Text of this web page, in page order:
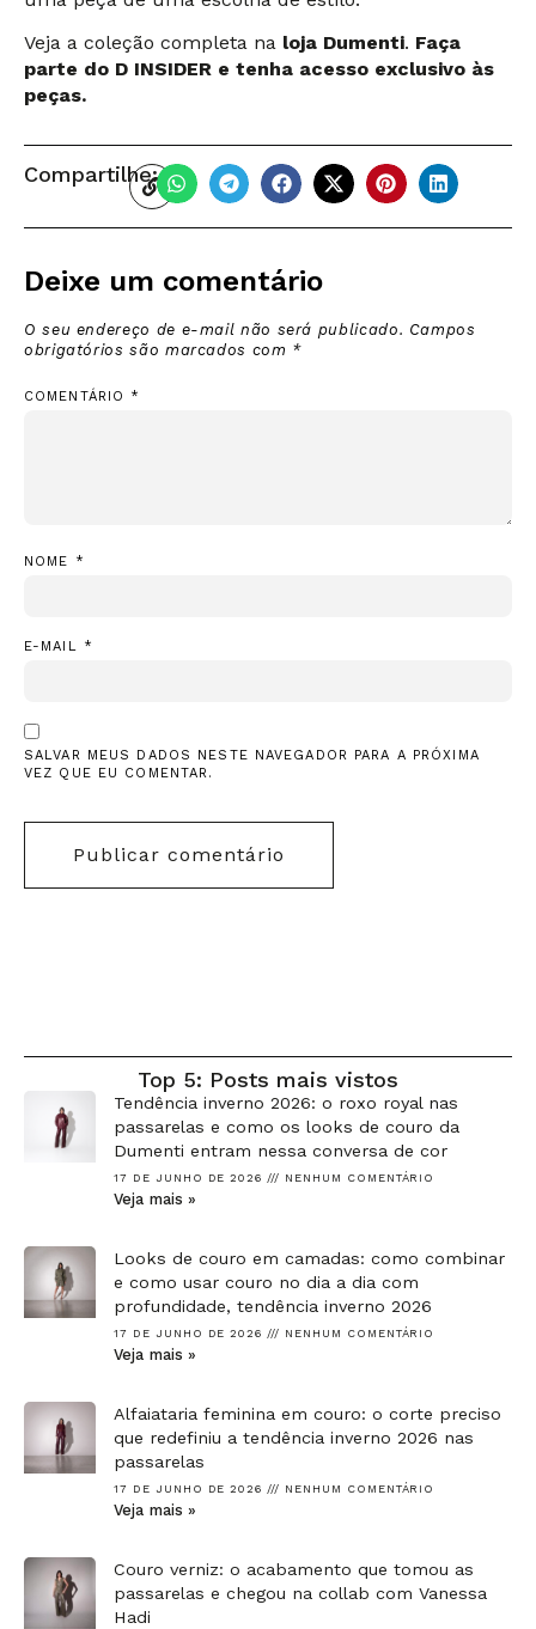
Veja a coleção completa na loja Dumenti. Faça
parte do D INSIDER e tenha acesso exclusivo às
peças.
Compartilhe:
Deixe um comentário
O seu endereço de e-mail não será publicado. Campos
obrigatórios são marcados com *
COMENTÁRIO *
NOME *
E-MAIL *
SALVAR MEUS DADOS NESTE NAVEGADOR PARA A PRÓXIMA
VEZ QUE EU COMENTAR.
Top 5: Posts mais vistos
Tendência inverno 2026: o roxo royal nas
passarelas e como os looks de couro da
Dumenti entram nessa conversa de cor
17 DE JUNHO DE 2026 NENHUM COMENTÁRIO
Veja mais »
Looks de couro em camadas: como combinar
e como usar couro no dia a dia com
profundidade, tendência inverno 2026
17 DE JUNHO DE 2026 NENHUM COMENTÁRIO
Veja mais »
Alfaiataria feminina em couro: o corte preciso
que redefiniu a tendência inverno 2026 nas
passarelas
17 DE JUNHO DE 2026 NENHUM COMENTÁRIO
Veja mais »
Couro verniz: o acabamento que tomou as
passarelas e chegou na collab com Vanessa
Hadi